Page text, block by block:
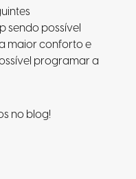
sendo possível
maior conforto e
programar a
no blog!